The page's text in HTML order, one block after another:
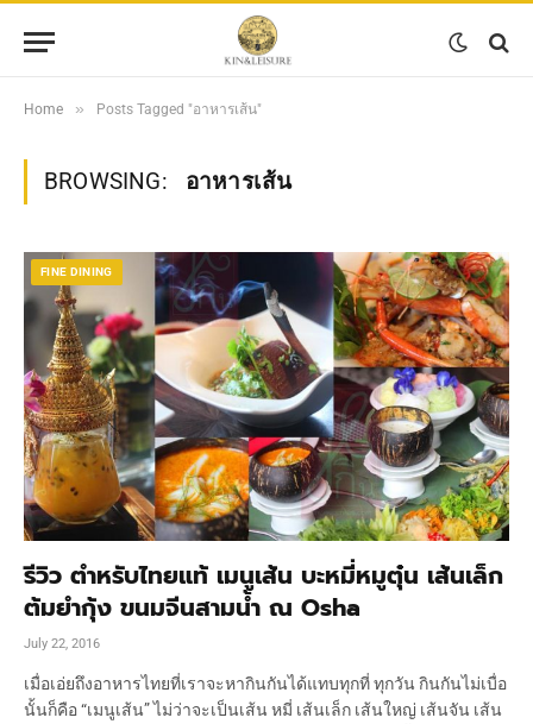
Home » Posts Tagged "อาหารเส้น"
BROWSING: อาหารเส้น
FINE DINING
รีวิว ตำหรับไทยแท้ เมนูเส้น บะหมี่หมูตุ๋น เส้นเล็ก
ต้มยำกุ้ง ขนมจีนสามน้ำ ณ Osha
July 22, 2016
เมื่อเอ่ยถึงอาหารไทยที่เราจะหากินกันได้แทบทุกที่ ทุกวัน กินกันไม่เบื่อ
นั้นก็คือ “เมนูเส้น” ไม่ว่าจะเป็นเส้น หมี่ เส้นเล็ก เส้นใหญ่ เส้นจัน เส้น